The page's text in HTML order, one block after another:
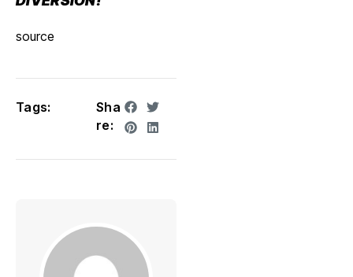
source
Tags:
Sha
re: